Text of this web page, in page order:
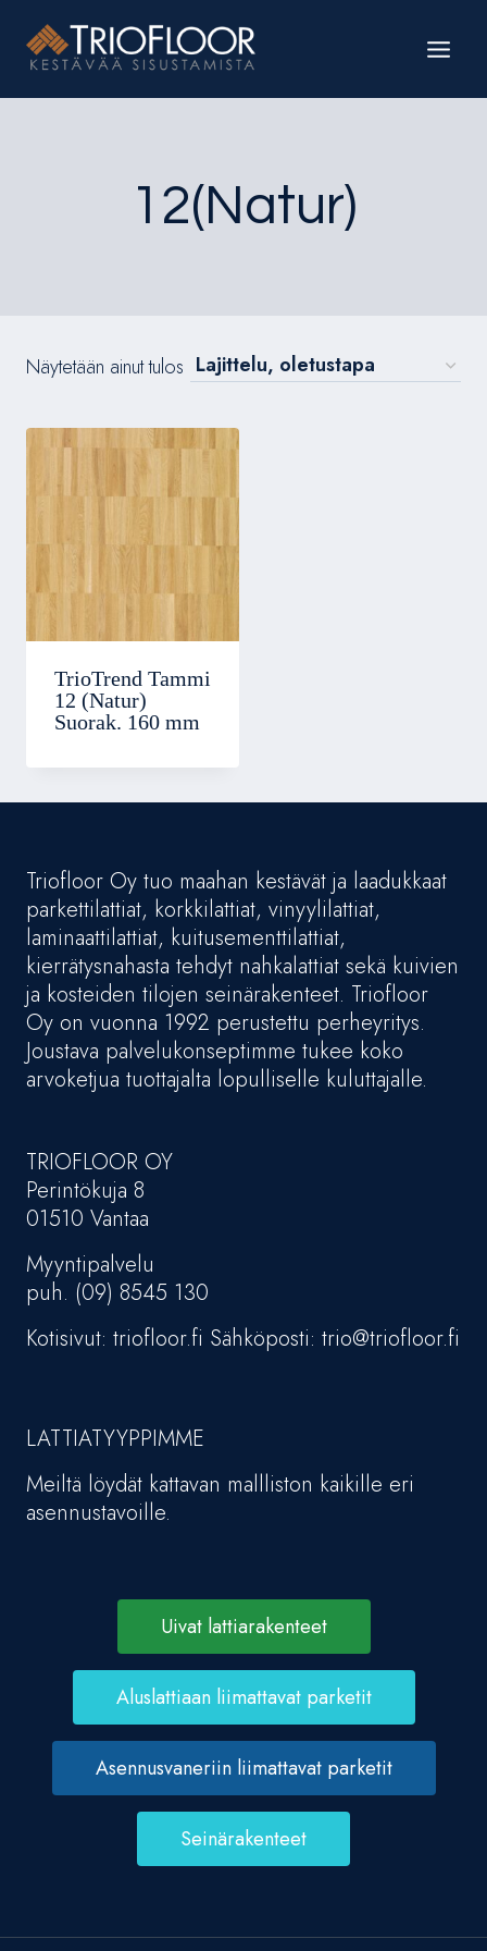
sisältöön
12(Natur)
Näytetään ainut tulos
TrioTrend Tammi
12 (Natur)
Suorak. 160 mm
Triofloor Oy tuo maahan kestävät ja laadukkaat
parkettilattiat, korkkilattiat, vinyylilattiat,
laminaattilattiat, kuitusementtilattiat,
kierrätysnahasta tehdyt nahkalattiat sekä kuivien
ja kosteiden tilojen seinärakenteet. Triofloor
Oy on vuonna 1992 perustettu perheyritys.
Joustava palvelukonseptimme tukee koko
arvoketjua tuottajalta lopulliselle kuluttajalle.
TRIOFLOOR OY
Perintökuja 8
01510 Vantaa
Myyntipalvelu
puh. (09) 8545 130
Kotisivut: triofloor.fi Sähköposti: trio@triofloor.fi
LATTIATYYPPIMME
Meiltä löydät kattavan mallliston kaikille eri
asennustavoille.
Uivat lattiarakenteet
Aluslattiaan liimattavat parketit
Asennusvaneriin liimattavat parketit
Seinärakenteet